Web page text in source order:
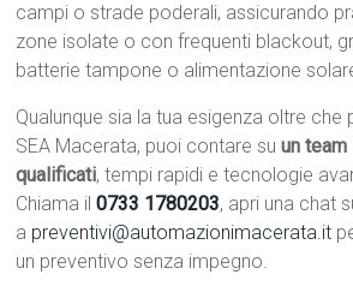
campi o strade poderali, assicurando
zone isolate o con frequenti blackout,
batterie tampone o alimentazione
Qualunque sia la tua esigenza oltre che
SEA Macerata, puoi contare suun
qualificati, tempi rapidi e tecnologie
Chiama il0733 1780203, apri una chat
a preventivi@automazionimacerata.it
un preventivo senza impegno.